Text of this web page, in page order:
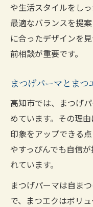
や生活スタイルをし
最適なバランスを提
に合ったデザインを
前相談が重要です。
まつげパーマとまつ
高知市では、まつげ
めています。その理
印象をアップできる
やすっぴんでも自信
れています。
まつげパーマは自ま
で、まつエクはボリ